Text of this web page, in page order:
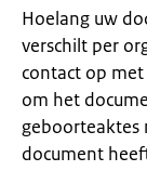
Hoelang uw
verschilt per
contact op
om het
geboorteaktes
document